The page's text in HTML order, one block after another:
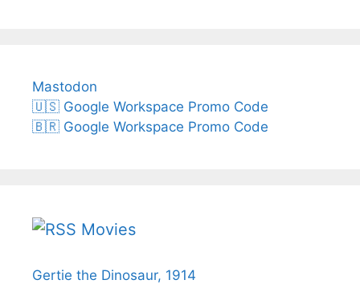
Mastodon
🇺🇸 Google Workspace Promo Code
🇧🇷 Google Workspace Promo Code
Movies
Gertie the Dinosaur, 1914